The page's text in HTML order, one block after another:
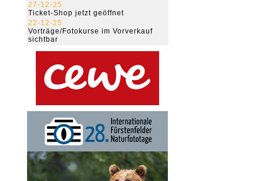
27-12-25
Ticket-Shop jetzt geöffnet
22-12-25
Vorträge/Fotokurse im Vorverkauf
sichtbar